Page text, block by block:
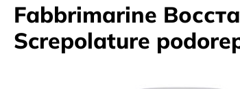
Fabbrimarine
Screpolature